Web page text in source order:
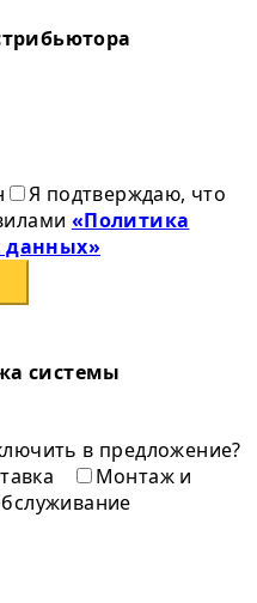
Я подтверждаю, что
«Политика
данных»
системы
в предложение?
Монтаж и